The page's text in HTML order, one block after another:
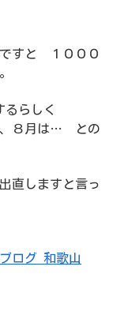
すと １０００
るらしく
、８月は… との
直しますと言っ